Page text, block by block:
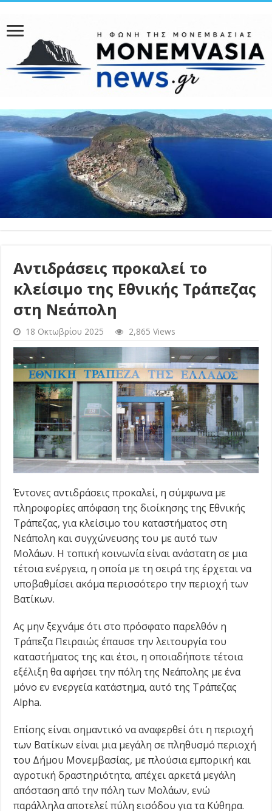
Αντιδράσεις προκαλεί το
κλείσιμο της Εθνικής Τράπεζας
στη Νεάπολη
18 Οκτωβρίου 2025 2,865 Views
Έντονες αντιδράσεις προκαλεί, η σύμφωνα με
πληροφορίες απόφαση της διοίκησης της Εθνικής
Τράπεζας, για κλείσιμο του καταστήματος στη
Νεάπολη και συγχώνευσης του με αυτό των
Μολάων. Η τοπική κοινωνία είναι ανάστατη σε μια
τέτοια ενέργεια, η οποία με τη σειρά της έρχεται να
υποβαθμίσει ακόμα περισσότερο την περιοχή των
Βατίκων.
Ας μην ξεχνάμε ότι στο πρόσφατο παρελθόν η
Τράπεζα Πειραιώς έπαυσε την λειτουργία του
καταστήματος της και έτσι, η οποιαδήποτε τέτοια
εξέλιξη θα αφήσει την πόλη της Νεάπολης με ένα
μόνο εν ενεργεία κατάστημα, αυτό της Τράπεζας
Alpha.
Επίσης είναι σημαντικό να αναφερθεί ότι η περιοχή
των Βατίκων είναι μια μεγάλη σε πληθυσμό περιοχή
του Δήμου Μονεμβασίας, με πλούσια εμπορική και
αγροτική δραστηριότητα, απέχει αρκετά μεγάλη
απόσταση από την πόλη των Μολάων, ενώ
παράλληλα αποτελεί πύλη εισόδου για τα Κύθηρα.